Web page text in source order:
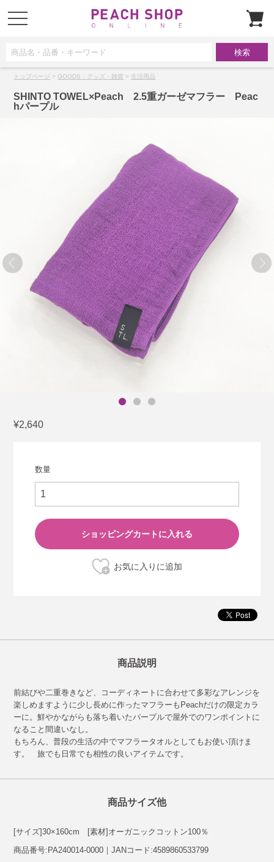
t
o
a
トップページ >GOODS：グッズ・雑貨 > 生活用品
SHINTO TOWEL×Peach 2.5重ガーゼマフラー Peac
hパープル
¥2,640
数量
商品説明
前結びや二重巻きなど、コーディネートに合わせて多彩なアレンジを
楽しめますように少し長めに作ったマフラーもPeachだけの限定カラ
ーに。鮮やかながらも落ち着いたパープルで屋外でのワンポイントに
なること間違いなし。
もちろん、普段の生活の中でマフラータオルとしてもお使い頂けま
す。 旅でも日常でも相性の良いアイテムです。
商品サイズ他
[サイズ]30×160cm [素材]オーガニックコットン100％
商品番号:PA240014-0000｜JANコード:4589860533799